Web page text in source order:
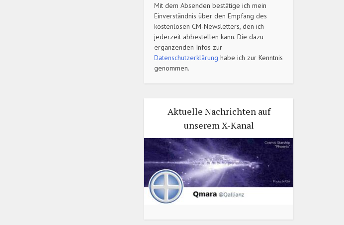
Mit dem Absenden bestätige ich mein
Einverständnis über den Empfang des
kostenlosen CM-Newsletters, den ich
jederzeit abbestellen kann. Die dazu
ergänzenden Infos zur
Datenschutzerklärung habe ich zur Kenntnis
genommen.
Aktuelle Nachrichten auf
unserem X-Kanal